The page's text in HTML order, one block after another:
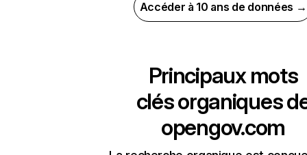
Accéder à 10 ans de données →
Principaux mots
clés organiques
opengov.com